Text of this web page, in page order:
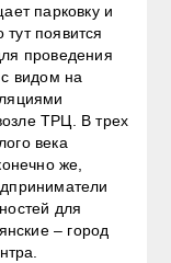
парковку и
появится
проведения
видом на
ТРЦ. В трех
века
же,
для
– город